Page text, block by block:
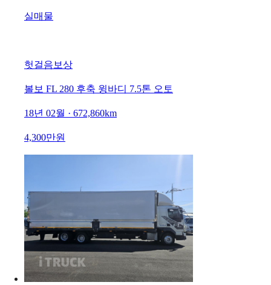
실매물
헛걸음보상
볼보 FL 280 후축 윙바디 7.5톤 오토
18년 02월 · 672,860km
4,300만원